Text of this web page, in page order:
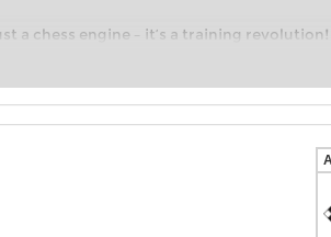
a chess engine – it’s a training revolution!
your first steps into the world of club
and with a more personalised